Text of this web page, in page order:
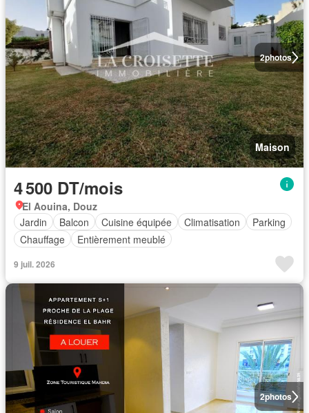
2photos
Maison
4 500 DT/mois
El Aouina, Douz
Jardin
Balcon Cuisine équipée Climatisation
Parking
Chauffage
Entièrement meublé
9 juil. 2026
2photos